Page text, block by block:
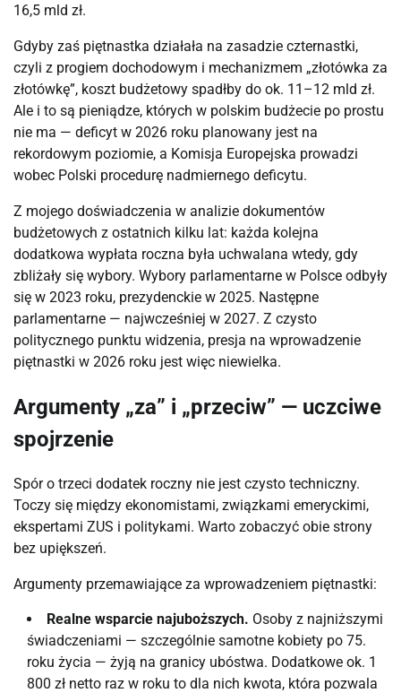
16,5 mld zł.
Gdyby zaś piętnastka działała na zasadzie czternastki,
czyli z progiem dochodowym i mechanizmem „złotówka za
złotówkę”, koszt budżetowy spadłby do ok. 11–12 mld zł.
Ale i to są pieniądze, których w polskim budżecie po prostu
nie ma — deficyt w 2026 roku planowany jest na
rekordowym poziomie, a Komisja Europejska prowadzi
wobec Polski procedurę nadmiernego deficytu.
Z mojego doświadczenia w analizie dokumentów
budżetowych z ostatnich kilku lat: każda kolejna
dodatkowa wypłata roczna była uchwalana wtedy, gdy
zbliżały się wybory. Wybory parlamentarne w Polsce odbyły
się w 2023 roku, prezydenckie w 2025. Następne
parlamentarne — najwcześniej w 2027. Z czysto
politycznego punktu widzenia, presja na wprowadzenie
piętnastki w 2026 roku jest więc niewielka.
Argumenty „za” i „przeciw” — uczciwe
spojrzenie
Spór o trzeci dodatek roczny nie jest czysto techniczny.
Toczy się między ekonomistami, związkami emeryckimi,
ekspertami ZUS i politykami. Warto zobaczyć obie strony
bez upiększeń.
Argumenty przemawiające za wprowadzeniem piętnastki:
Realne wsparcie najuboższych. Osoby z najniższymi
świadczeniami — szczególnie samotne kobiety po 75.
roku życia — żyją na granicy ubóstwa. Dodatkowe ok. 1
800 zł netto raz w roku to dla nich kwota, która pozwala